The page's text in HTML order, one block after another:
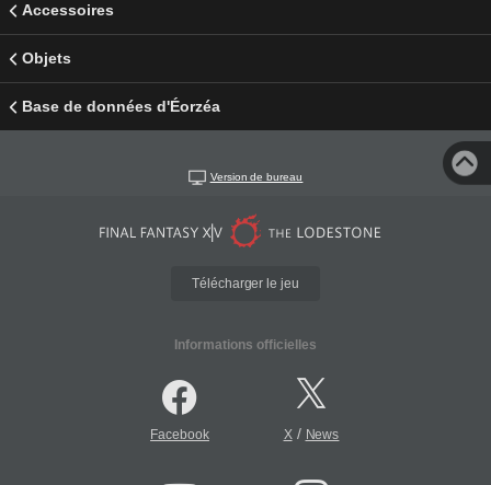
Accessoires
Objets
Base de données d'Éorzéa
Version de bureau
Télécharger le jeu
Informations officielles
Facebook X/ News